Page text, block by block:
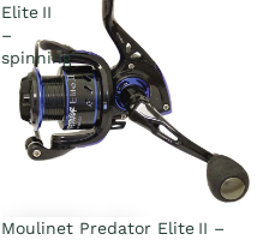
Elite II
–
spinning
Moulinet Predator Elite II –